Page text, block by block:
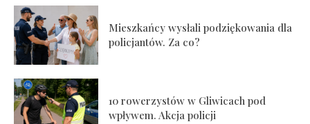
Mieszkańcy wysłali podziękowania dla
policjantów. Za co?
10 rowerzystów w Gliwicach pod
wpływem. Akcja policji